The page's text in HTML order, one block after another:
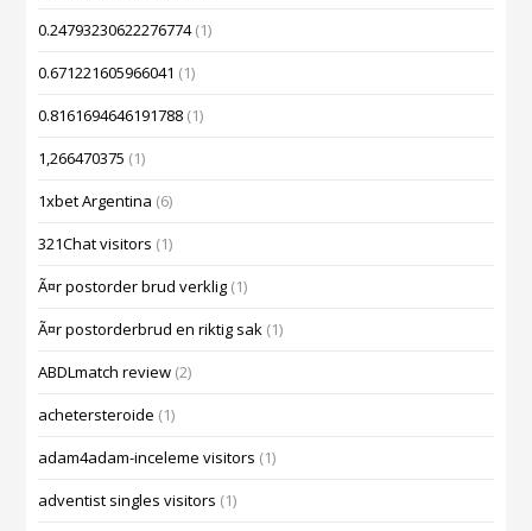
0.24793230622276774(1)
0.671221605966041 (1)
0.8161694646191788 (1)
1,266470375 (1)
1xbet Argentina (6)
321Chat visitors (1)
Ã¤r postorder brud verklig (1)
Ã¤r postorderbrud en riktig sak (1)
ABDLmatch review (2)
achetersteroide (1)
adam4adam-inceleme visitors (1)
adventist singles visitors (1)